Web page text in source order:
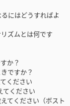
にはどうすればよ
ムとは何です
か？
ですか？
ください
ください
ください（ボスト